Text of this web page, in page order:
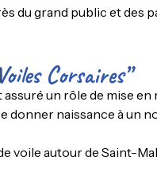
du grand public et des
Corsaires”
un rôle de mise
donner naissance à un
voile autour de Saint-